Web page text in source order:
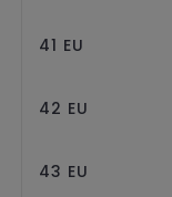
41 EU
42 EU
43 EU